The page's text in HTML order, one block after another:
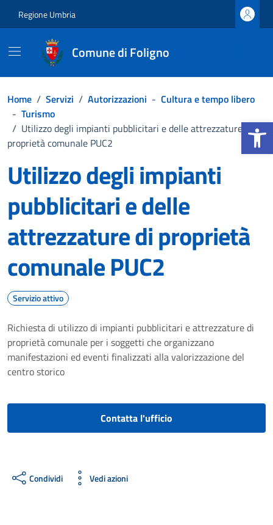
Apri la
Regione Umbria
Comune di Foligno
Home / Servizi / Autorizzazioni - Cultura e tempo libero
- Turismo
/ Utilizzo degli impianti pubblicitari e delle attrezzature di
proprietà comunale PUC2
Utilizzo degli impianti
pubblicitari e delle
attrezzature di proprietà
comunale PUC2
Servizio attivo
Richiesta di utilizzo di impianti pubblicitari e attrezzature di
proprietà comunale per i soggetti che organizzano
manifestazioni ed eventi finalizzati alla valorizzazione del
centro storico
Contatta l'ufficio
Condividi Vedi azioni